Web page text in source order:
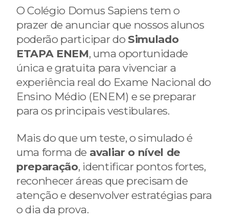
O Colégio Domus Sapiens tem o
prazer de anunciar que nossos alunos
poderão participar do Simulado
ETAPA ENEM, uma oportunidade
única e gratuita para vivenciar a
experiência real do Exame Nacional do
Ensino Médio (ENEM) e se preparar
para os principais vestibulares.
Mais do que um teste, o simulado é
uma forma de avaliar o nível de
preparação, identificar pontos fortes,
reconhecer áreas que precisam de
atenção e desenvolver estratégias para
o dia da prova.